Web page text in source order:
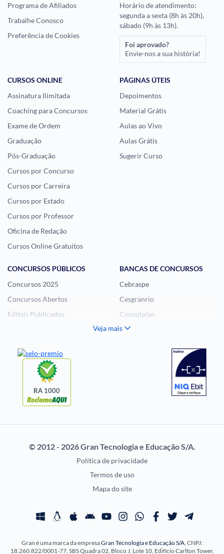
Programa de Afiliados
Trabalhe Conosco
Preferência de Cookies
Horário de atendimento:
segunda a sexta (8h às 20h),
sábado (9h às 13h).
Foi aprovado?
Envie-nos a sua história!
CURSOS ONLINE
Assinatura Ilimitada
Coaching para Concursos
Exame de Ordem
Graduação
Pós-Graduação
Cursos por Concurso
Cursos por Carreira
Cursos por Estado
Cursos por Professor
Oficina de Redação
Cursos Online Gratuitos
PÁGINAS ÚTEIS
Depoimentos
Material Grátis
Aulas ao Vivo
Aulas Grátis
Sugerir Curso
CONCURSOS PÚBLICOS
Concursos 2025
Concursos Abertos
Editais Publicados
Questões de Concurso
BANCAS DE CONCURSOS
Cebraspe
Cesgranrio
Consulplan
FCC
CONCURSOS POR
Concursos Militares
Concursos Saúde
EXAME DE ORDEM
OAB
Prova OAB
Calendário OAB
Questões OAB
Exame de Ordem
Veja mais
RA 1000
© 2012 - 2026 Gran Tecnologia e Educação S/A.
Política de privacidade
Termos de uso
Mapa do site
Gran é uma marca da empresaGran Tecnologia e Educação S/A , CNPJ:
18.260.822/0001-77, SBS Quadra 02, Bloco J, Lote 10, Edifício Carlton Tower,